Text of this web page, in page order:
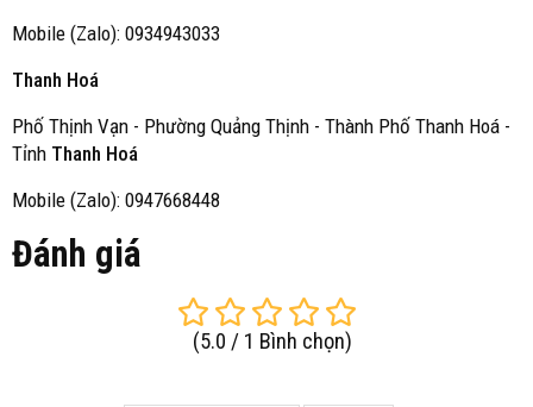
Mobile (Zalo): 0934943033
Thanh Hoá
Phố Thịnh Vạn - Phường Quảng Thịnh - Thành Phố Thanh Hoá -
Tỉnh Thanh Hoá
Mobile (Zalo): 0947668448
Đánh giá
(5.0 / 1 Bình chọn)